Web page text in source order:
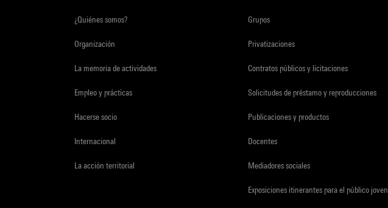
¿Quiénes somos?
Organización
La memoria de actividades
Empleo y prácticas
Hacerse socio
Internacional
La acción territorial
Grupos
Privatizaciones
Contratos públicos y licitaciones
Solicitudes de préstamo y reproducciones
Publicaciones y productos
Docentes
Mediadores sociales
Exposiciones itinerantes para el público joven